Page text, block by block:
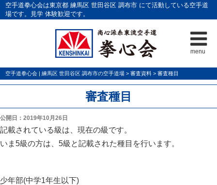
menu
空手道拳心会は東京都 練馬区 世田谷区 調布市 にて活動している空手道
場です。見学 体験歓迎です。
空手道拳心会 | 練馬区 世田谷区 調布市の空手道場 >審査資料 >審査種目
審査種目
公開日：2019年10月26日
記載されている級は、現在の級です。
いま5級の方は、5級と記載された種目を行います。
少年部(中学1年生以下)